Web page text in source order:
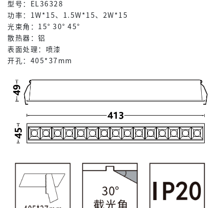
型号：EL36328
功率：1W*15、1.5W*15、2W*15
光束角：15° 30° 45°
散热器：铝
表面处理：喷漆
开孔：405*37mm